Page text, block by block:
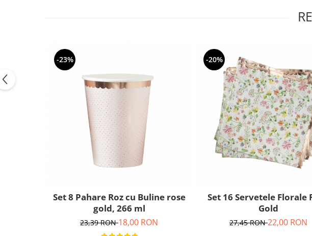
Baby Shower
Valentine's Day
-23%
Set 8 Pahare Roz cu Buline rose
gold, 266 ml
23,39 RON18,00 RON
-20%
Set 16 Servetele Florale
Gold
27,45 RON22,00 RON